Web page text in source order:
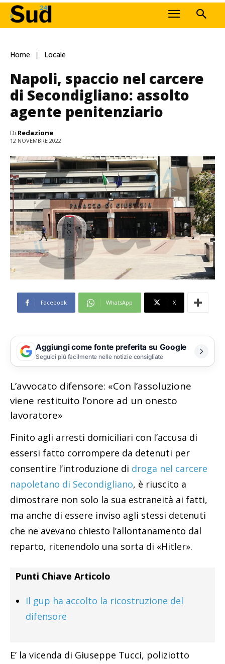
Home Locale
Napoli, spaccio nel carcere
di Secondigliano: assolto
agente penitenziario
Di Redazione
12 NOVEMBRE 2022
Facebook WhatsApp X
Aggiungi come fonte preferita su Google
Seguici più facilmente nelle notizie consigliate
L’avvocato difensore: «Con l’assoluzione
viene restituito l’onore ad un onesto
lavoratore»
Finito agli arresti domiciliari con l’accusa di
essersi fatto corrompere da detenuti per
consentire l’introduzione di droga nel carcere
napoletano di Secondigliano, è riuscito a
dimostrare non solo la sua estraneità ai fatti,
ma anche di essere inviso agli stessi detenuti
che ne avevano chiesto l’allontanamento dal
reparto, ritenendolo una sorta di «Hitler».
Punti Chiave Articolo
Il gup ha accolto la ricostruzione del
difensore
E’ la vicenda di Giuseppe Tucci, poliziotto